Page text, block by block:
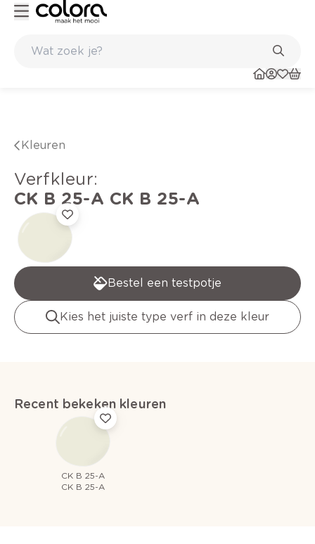
Kleuren
verfkleur:
CK B 25-A CK B 25-A
Bestel een testpotje
Kies het juiste type verf in deze kleur
Recent bekeken kleuren
CK B 25-A
CK B 25-A